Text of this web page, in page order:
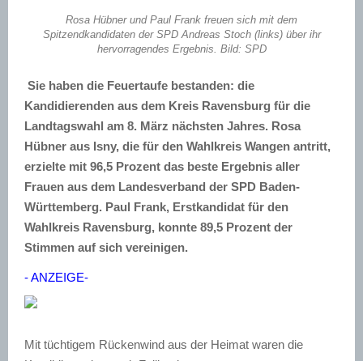
Rosa Hübner und Paul Frank freuen sich mit dem
Spitzendkandidaten der SPD Andreas Stoch (links) über ihr
hervorragendes Ergebnis. Bild: SPD
Sie haben die Feuertaufe bestanden: die
Kandidierenden aus dem Kreis Ravensburg für die
Landtagswahl am 8. März nächsten Jahres. Rosa
Hübner aus Isny, die für den Wahlkreis Wangen antritt,
erzielte mit 96,5 Prozent das beste Ergebnis aller
Frauen aus dem Landesverband der SPD Baden-
Württemberg. Paul Frank, Erstkandidat für den
Wahlkreis Ravensburg, konnte 89,5 Prozent der
Stimmen auf sich vereinigen.
- ANZEIGE-
Mit tüchtigem Rückenwind aus der Heimat waren die